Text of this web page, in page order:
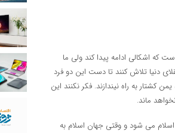
اشکالی ادامه پیدا کند ولی ما
دنیا تلاش کنند تا دست این دو فرد
کشتار به راه نیندازند. فکر نکنند این
ماند.
می شود و وقتی جهان اسلام به